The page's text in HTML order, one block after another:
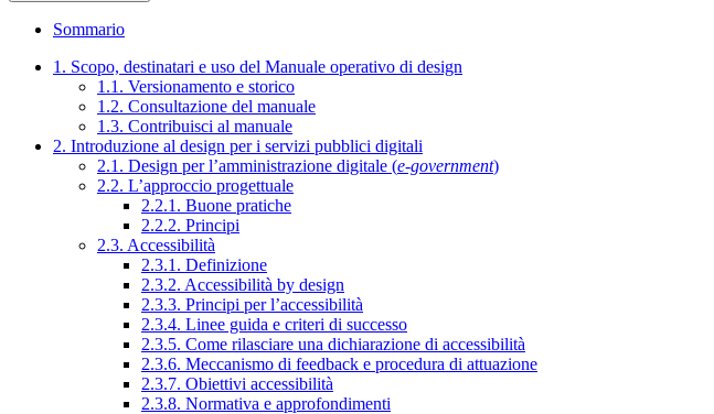
Sommario
1. Scopo, destinatari e uso del Manuale operativo di design
1.1. Versionamento e storico
1.2. Consultazione del manuale
1.3. Contribuisci al manuale
2. Introduzione al design per i servizi pubblici digitali
2.1. Design per l’amministrazione digitale (e-government)
2.2. L’approccio progettuale
2.2.1. Buone pratiche
2.2.2. Principi
2.3. Accessibilità
2.3.1. Definizione
2.3.2. Accessibilità by design
2.3.3. Principi per l’accessibilità
2.3.4. Linee guida e criteri di successo
2.3.5. Come rilasciare una dichiarazione di accessibilità
2.3.6. Meccanismo di feedback e procedura di attuazione
2.3.7. Obiettivi accessibilità
2.3.8. Normativa e approfondimenti